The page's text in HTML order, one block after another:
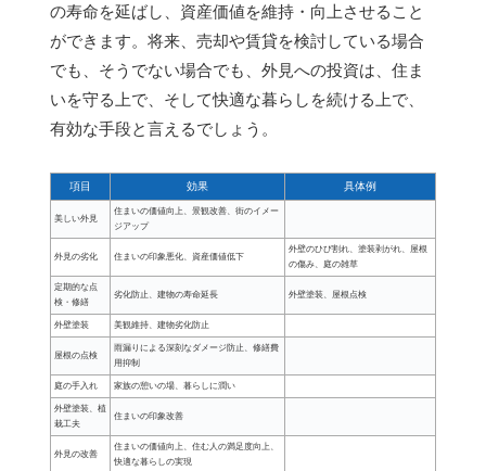
の寿命を延ばし、資産価値を維持・向上させること
ができます。将来、売却や賃貸を検討している場合
でも、そうでない場合でも、外見への投資は、住ま
いを守る上で、そして快適な暮らしを続ける上で、
有効な手段と言えるでしょう。
項目 効果 具体例
美しい外見
住まいの価値向上、景観改善、街のイメー
ジアップ
外見の劣化 住まいの印象悪化、資産価値低下
外壁のひび割れ、塗装剥がれ、屋根
の傷み、庭の雑草
定期的な点
検・修繕
劣化防止、建物の寿命延長 外壁塗装、屋根点検
外壁塗装 美観維持、建物劣化防止
屋根の点検
雨漏りによる深刻なダメージ防止、修繕費
用抑制
庭の手入れ 家族の憩いの場、暮らしに潤い
外壁塗装、植
栽工夫
住まいの印象改善
外見の改善
住まいの価値向上、住む人の満足度向上、
快適な暮らしの実現